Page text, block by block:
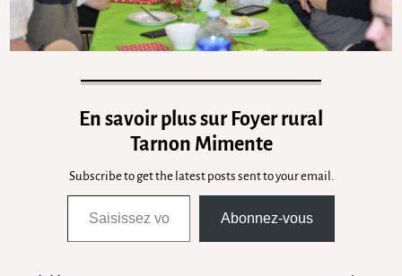
En savoir plus sur Foyer rural
Tarnon Mimente
Subscribe to get the latest posts sent to your email.
Abonnez-vous